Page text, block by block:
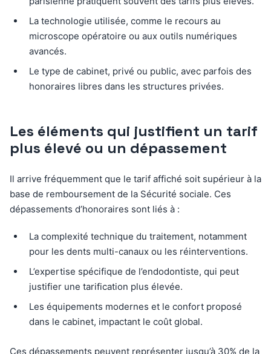
La technologie utilisée, comme le recours au
microscope opératoire ou aux outils numériques
avancés.
Le type de cabinet, privé ou public, avec parfois des
honoraires libres dans les structures privées.
Les éléments qui justifient un tarif
plus élevé ou un dépassement
Il arrive fréquemment que le tarif affiché soit supérieur à la
base de remboursement de la Sécurité sociale. Ces
dépassements d’honoraires sont liés à :
La complexité technique du traitement, notamment
pour les dents multi-canaux ou les réinterventions.
L’expertise spécifique de l’endodontiste, qui peut
justifier une tarification plus élevée.
Les équipements modernes et le confort proposé
dans le cabinet, impactant le coût global.
Ces dépassements peuvent représenter jusqu’à 30% de la